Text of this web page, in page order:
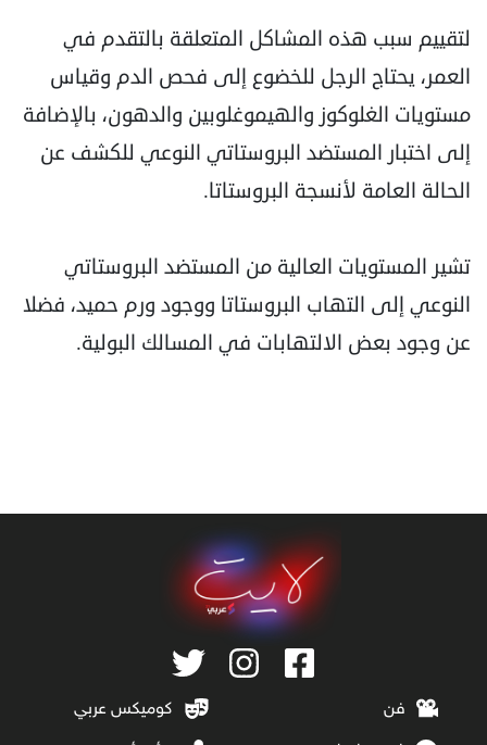
لتقييم سبب هذه المشاكل المتعلقة بالتقدم في
العمر، يحتاج الرجل للخضوع إلى فحص الدم وقياس
مستويات الغلوكوز والهيموغلوبين والدهون، بالإضافة
إلى اختبار المستضد البروستاتي النوعي للكشف عن
الحالة العامة لأنسجة البروستاتا.
تشير المستويات العالية من المستضد البروستاتي
النوعي إلى التهاب البروستاتا ووجود ورم حميد، فضلا
عن وجود بعض الالتهابات في المسالك البولية.
فن كوميكس عربي